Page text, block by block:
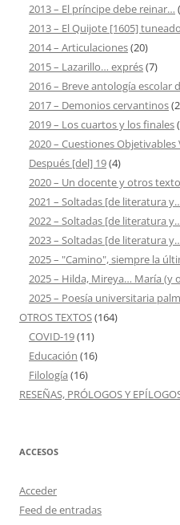
2013 – El príncipe debe reinar…
2013 – El Quijote [1605] tuneado
2014 – Articulaciones(20)
2015 – Lazarillo… exprés(7)
2016 – Breve antología escolar
2017 – Demonios cervantinos
2019 – Los cuartos y los finales
2020 – Cuestiones
Después [del] 19(4)
2020 – Un docente y otros
2021 – Soltadas [de literatura
2022 – Soltadas [de literatura
2023 – Soltadas [de literatura
2025 – "Camino", siempre la
2025 – Hilda, Mireya… María (y
2025 – Poesía universitaria
OTROS TEXTOS(164)
COVID-19(11)
Educación (16)
Filología (16)
RESEÑAS, PRÓLOGOS Y
ACCESOS
Acceder
Feed de entradas